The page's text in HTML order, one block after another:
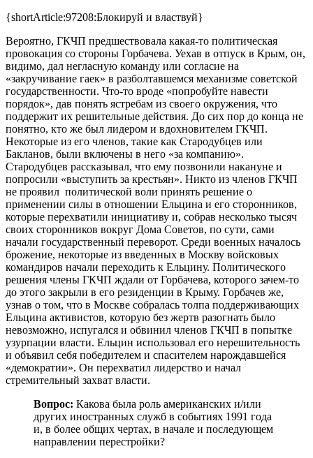
{shortArticle:97208:Блокируй и властвуй}
Вероятно, ГКЧП предшествовала какая-то политическая
провокация со стороны Горбачева. Уехав в отпуск в Крым, он,
видимо, дал негласную команду или согласие на
«закручивание гаек» в разболтавшемся механизме советской
государственности. Что-то вроде «попробуйте навести
порядок», дав понять ястребам из своего окружения, что
поддержит их решительные действия. До сих пор до конца не
понятно, кто же был лидером и вдохновителем ГКЧП.
Некоторые из его членов, такие как Стародубцев или
Бакланов, были включены в него «за компанию».
Стародубцев рассказывал, что ему позвонили накануне и
попросили «выступить за крестьян». Никто из членов ГКЧП
не проявил политической воли принять решение о
применении силы в отношении Ельцина и его сторонников,
которые перехватили инициативу и, собрав несколько тысяч
своих сторонников вокруг Дома Советов, по сути, сами
начали государственный переворот. Среди военных началось
брожение, некоторые из введенных в Москву войсковых
командиров начали переходить к Ельцину. Политического
решения члены ГКЧП ждали от Горбачева, которого зачем-то
до этого закрыли в его резиденции в Крыму. Горбачев же,
узнав о том, что в Москве собралась толпа поддерживающих
Ельцина активистов, которую без жертв разогнать было
невозможно, испугался и обвинил членов ГКЧП в попытке
узурпации власти. Ельцин использовал его нерешительность
и объявил себя победителем и спасителем нарождавшейся
«демократии». Он перехватил лидерство и начал
стремительный захват власти.
Вопрос: Какова была роль американских и/или
других иностранных служб в событиях 1991 года
и, в более общих чертах, в начале и последующем
направлении перестройки?